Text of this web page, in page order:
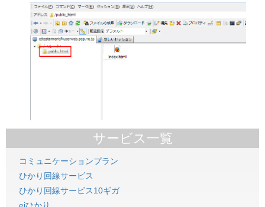
サービス一覧
コミュニケーションプラン
ひかり回線サービス
ひかり回線サービス10ギガ